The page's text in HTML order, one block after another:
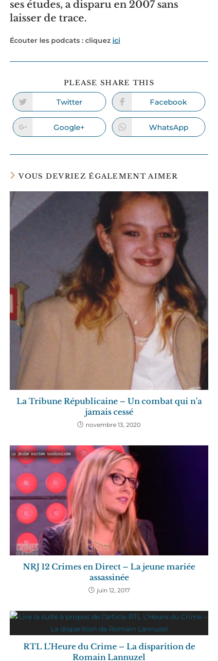
ses études, a disparu en 2007 sans
laisser de trace.
Écouter les podcats : cliquez ici
PLEASE SHARE THIS
CONTENU
Ouvrir
dans
une
autre
fenêtre
Twitter Ouvrir
dans
une
autre
fenêtre
Facebook
Ouvrir
dans
fenêtre
Google+ Ouvrir
dans
fenêtre
WhatsApp
VOUS DEVRIEZ ÉGALEMENT AIMER
La Tribune Républicaine – Un combat qui n’a
jamais cessé
novembre 13, 2020
NRJ 12 Crimes en Direct – La jeune mariée
assassinée
juin 12, 2017
RTL L’Heure du Crime – La disparition de
Romain Lannuzel